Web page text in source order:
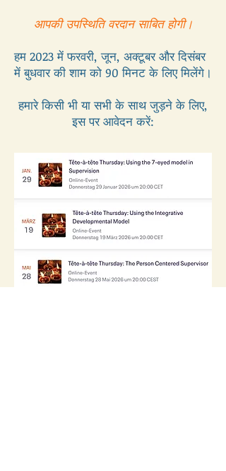
आपकी उपस्थिति वरदान साबित होगी।
हम 2023 में फरवरी, जून, अक्टूबर और दिसंबर
में बुधवार की शाम को 90 मिनट के लिए मिलेंगे।
हमारे किसी भी या सभी के साथ जुड़ने के लिए,
इस पर आवेदन करें: